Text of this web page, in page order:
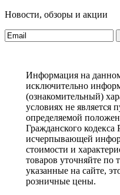
Новости, обзоры и акции
Информация на
исключительно
(ознакомительный)
условиях не является
определяемой
Гражданского
исчерпывающей
стоимости и
товаров уточняйте по
указанные на сайте,
розничные цены.